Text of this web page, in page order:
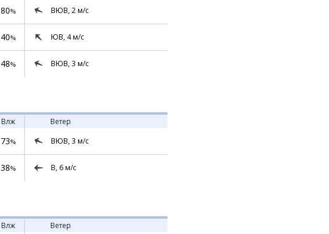
80% ВЮВ, 2м/с
40% ЮВ, 4м/с
48% ВЮВ, 3 м/с
Влж
Ветер
73% ВЮВ, 3 м/с
38% В, 6м/с
Влж
Ветер